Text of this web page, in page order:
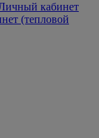
кабинет
(тепловой